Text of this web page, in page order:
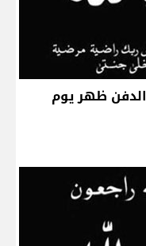
الدفن ظهر يوم